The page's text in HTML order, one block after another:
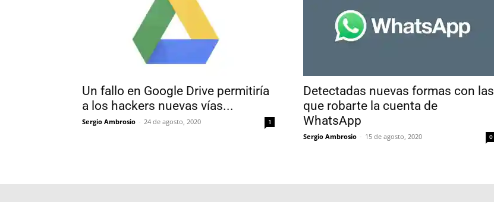
Un fallo en Google Drive permitiría
a los hackers nuevas vías...
Sergio Ambrosio - 24 de agosto, 2020 1
Detectadas nuevas formas con las
que robarte la cuenta de
WhatsApp
Sergio Ambrosio - 15 de agosto, 2020 0